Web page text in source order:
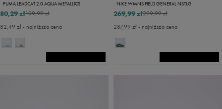
PUMA LEADCAT 2.0 AQUA METALLICS
109,99 zł
80,29 zł
82,49 zł- najniższa cena
NIKE WMNS FIELD GENERAL NSTLG
299,99 zł
269,99 zł
287,99 zł- najniższa cena